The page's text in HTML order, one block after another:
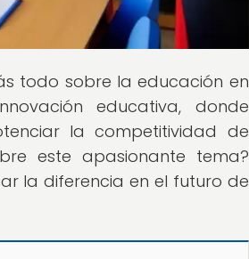
todo sobre la educación en
educativa, donde
la competitividad de
este apasionante tema?
la diferencia en el futuro de